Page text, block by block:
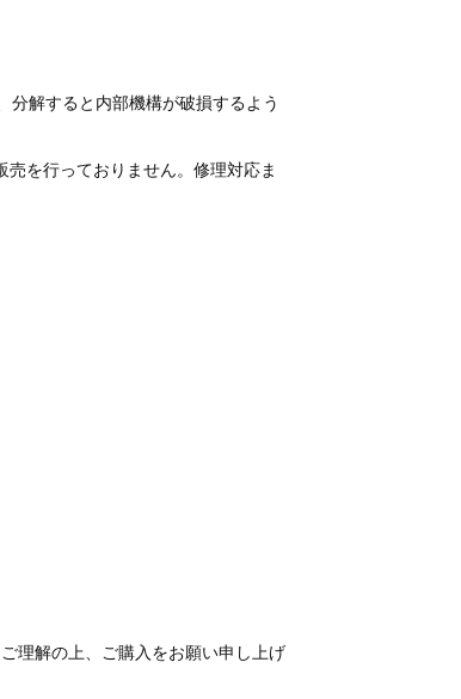
分解すると内部機構が破損するよう
を行っておりません。修理対応ま
理解の上、ご購入をお願い申し上げ